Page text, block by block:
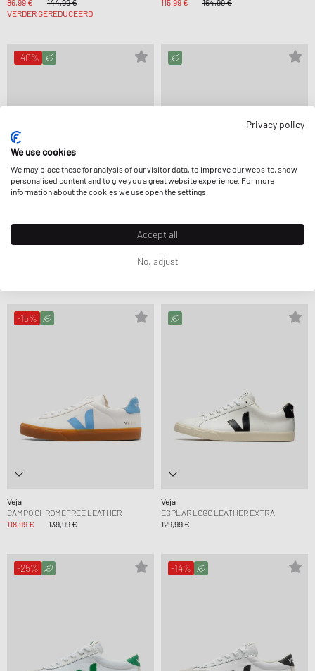
86,99 €
144,99 €
VERDER GEREDUCEERD
115,99 € 164,99 €
-40%
Veja
139,99 €
-15%
Veja
CAMPO CHROMEFREE LEATHER
118,99 €
139,99 €
Veja
ESPLAR LOGO LEATHER EXTRA
129,99 €
-25% -14%
Privacy policy
We use cookies
We may place these for analysis of our visitor data, to improve our website, show
personalised content and to give you a great website experience. For more
information about the cookies we use open the settings.
Accept all
No, adjust